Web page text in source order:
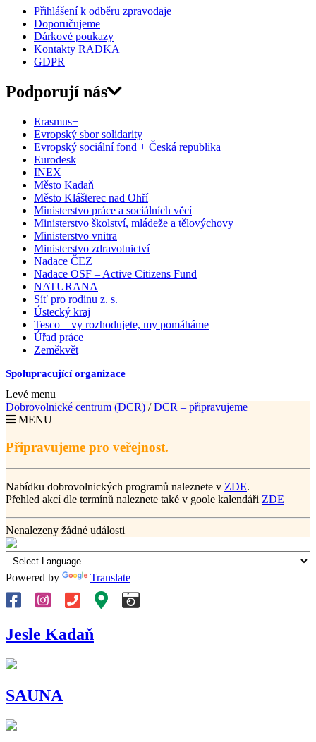
Přihlášení k odběru zpravodaje
Doporučujeme
Dárkové poukazy
Kontakty RADKA
GDPR
Podporují nás
Erasmus+
Evropský sbor solidarity
Evropský sociální fond + Česká republika
Eurodesk
INEX
Město Kadaň
Město Klášterec nad Ohří
Ministerstvo práce a sociálních věcí
Ministerstvo školství, mládeže a tělovýchovy
Ministerstvo vnitra
Ministerstvo zdravotnictví
Nadace ČEZ
Nadace OSF – Active Citizens Fund
NATURANA
Síť pro rodinu z. s.
Ústecký kraj
Tesco – vy rozhodujete, my pomáháme
Úřad práce
Zeměkvět
Spolupracující organizace
Levé menu
Dobrovolnické centrum (DCR) /DCR – připravujeme
MENU
Připravujeme pro veřejnost.
Nabídku dobrovolnických programů naleznete v ZDE.
Přehled akcí dle termínů naleznete také v goole kalendáři ZDE
Nenalezeny žádné události
Powered by Translate
Jesle Kadaň
SAUNA